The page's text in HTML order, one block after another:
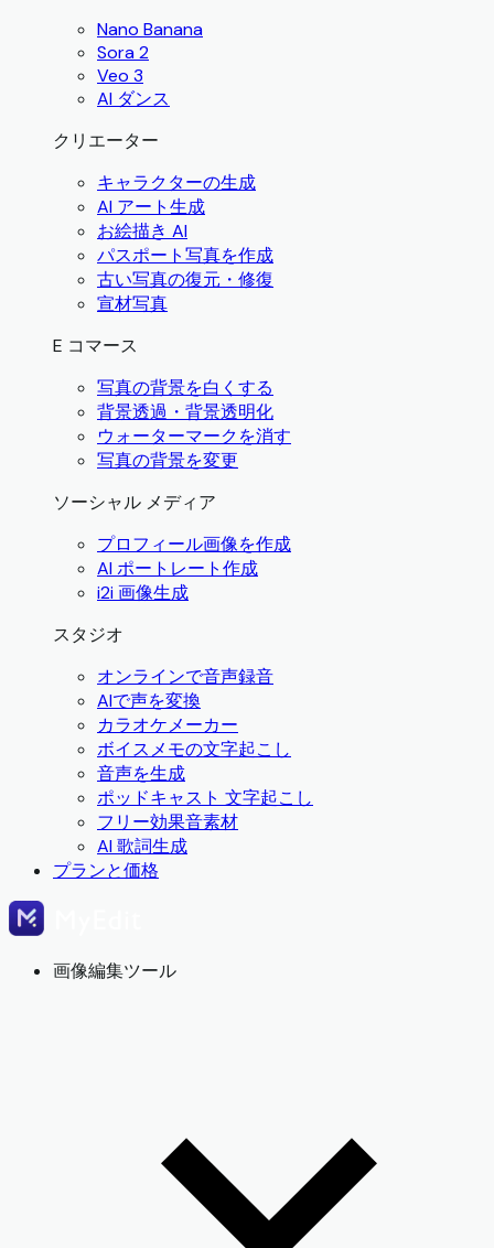
Nano Banana
Sora 2
Veo 3
AI ダンス
クリエーター
キャラクターの生成
AI アート生成
お絵描き AI
パスポート写真を作成
古い写真の復元・修復
宣材写真
E コマース
写真の背景を白くする
背景透過・背景透明化
ウォーターマークを消す
写真の背景を変更
ソーシャル メディア
プロフィール画像を作成
AI ポートレート作成
i2i 画像生成
スタジオ
オンラインで音声録音
AIで声を変換
カラオケメーカー
ボイスメモの文字起こし
音声を生成
ポッドキャスト 文字起こし
フリー効果音素材
AI 歌詞生成
プランと価格
画像編集ツール